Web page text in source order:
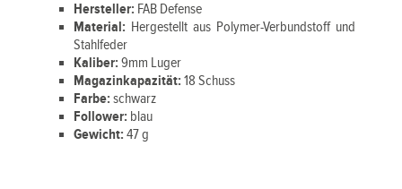
Hersteller: FAB Defense
Material: Hergestellt aus Polymer-Verbundstoff und
Stahlfeder
Kaliber:9mm Luger
Magazinkapazität:18 Schuss
Farbe:schwarz
Follower: blau
Gewicht: 47 g